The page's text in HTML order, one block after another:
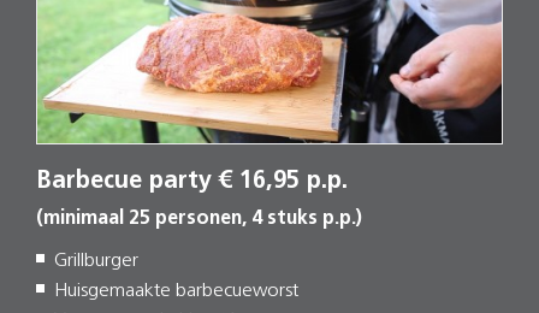
Barbecue party € 16,95 p.p.
(minimaal 25 personen, 4 stuks p.p.)
Grillburger
Huisgemaakte barbecueworst